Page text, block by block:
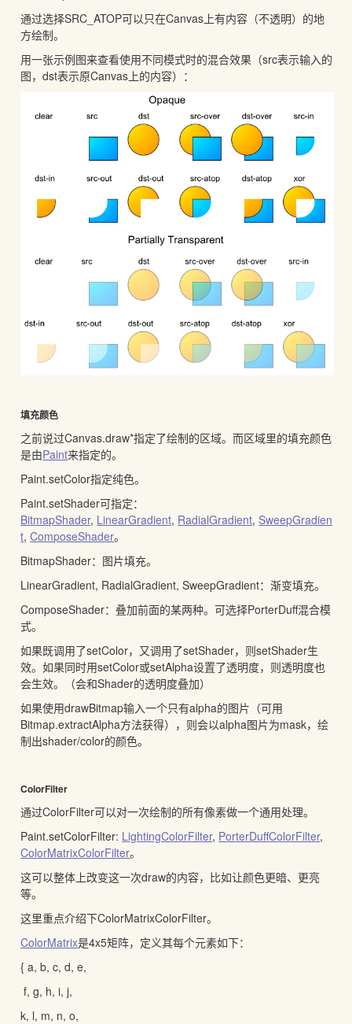
通过选择SRC_ATOP可以只在Canvas上有内容（不透明）的地
方绘制。
用一张示例图来查看使用不同模式时的混合效果（src表示输入的
图，dst表示原Canvas上的内容）：
填充颜色
之前说过Canvas.draw*指定了绘制的区域。而区域里的填充颜色
是由Paint来指定的。
Paint.setColor指定纯色。
Paint.setShader可指定：
BitmapShader, LinearGradient, RadialGradient,SweepGradien
t,ComposeShader。
BitmapShader：图片填充。
LinearGradient, RadialGradient, SweepGradient：渐变填充。
ComposeShader：叠加前面的某两种。可选择PorterDuff混合模
式。
如果既调用了setColor，又调用了setShader，则setShader生
效。如果同时用setColor或setAlpha设置了透明度，则透明度也
会生效。（会和Shader的透明度叠加）
如果使用drawBitmap输入一个只有alpha的图片（可用
Bitmap.extractAlpha方法获得），则会以alpha图片为mask，绘
制出shader/color的颜色。
ColorFilter
通过ColorFilter可以对一次绘制的所有像素做一个通用处理。
Paint.setColorFilter: LightingColorFilter, PorterDuffColorFilter,
ColorMatrixColorFilter。
这可以整体上改变这一次draw的内容，比如让颜色更暗、更亮
等。
这里重点介绍下ColorMatrixColorFilter。
ColorMatrix是4x5矩阵，定义其每个元素如下：
{ a, b, c, d, e,
f, g, h, i, j,
k, l, m, n, o,